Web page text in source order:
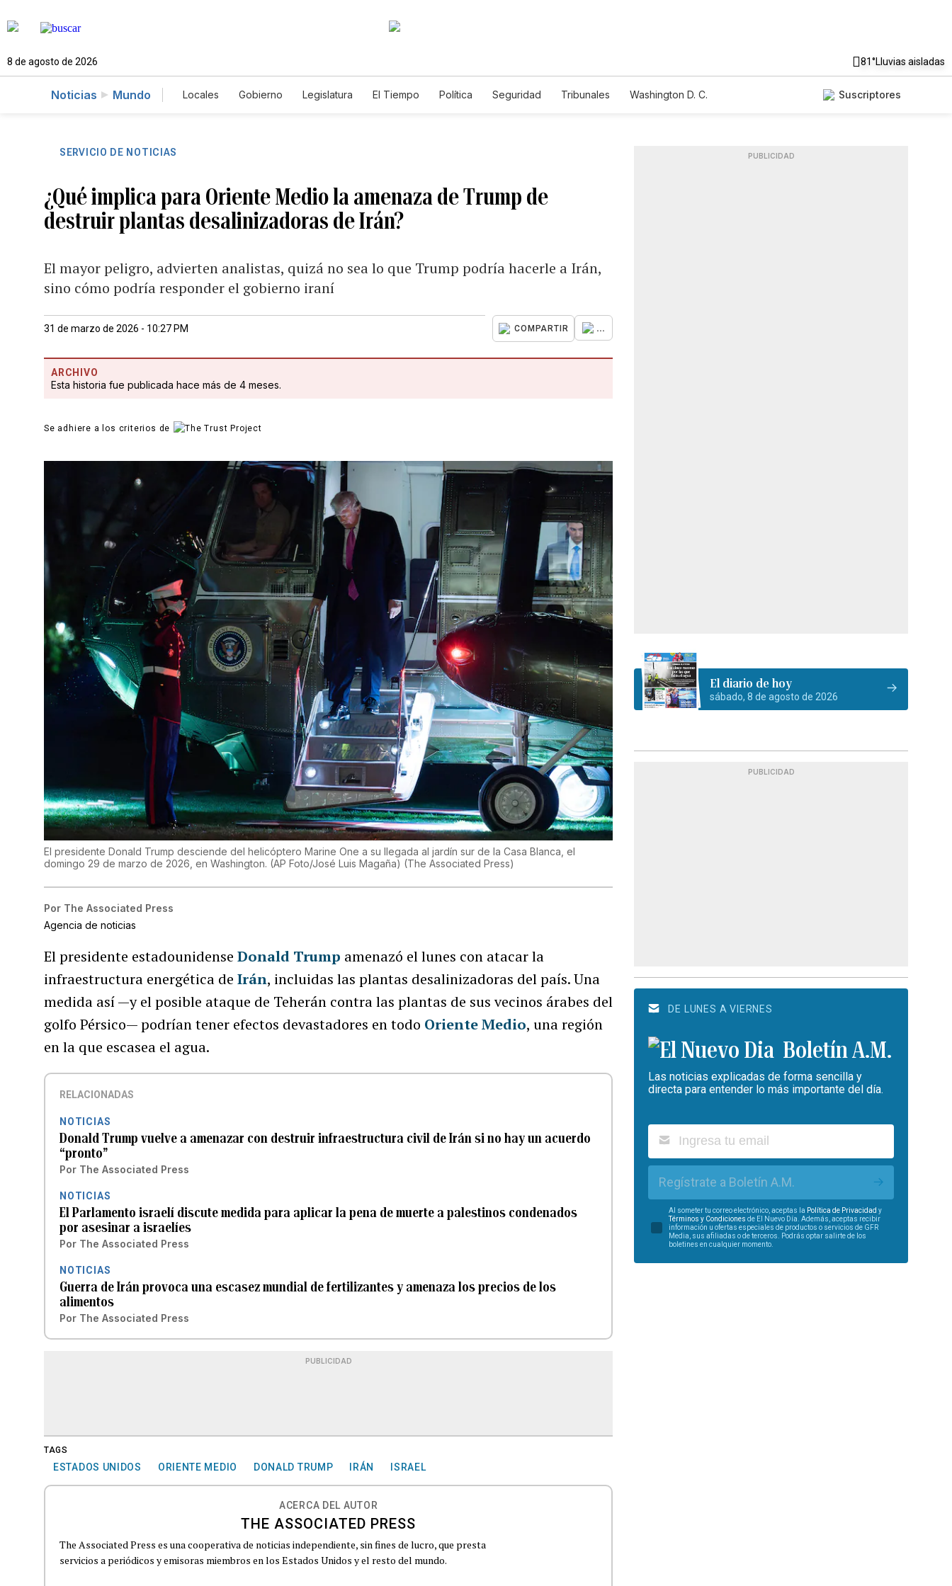
8 de agosto de 2026 81°Lluvias aisladas
Noticias Mundo Locales Gobierno Legislatura El Tiempo Política Seguridad Tribunales
Washington D. C.
Suscriptores
SERVICIO DE NOTICIAS
¿Qué implica para Oriente Medio la amenaza de Trump de
destruir plantas desalinizadoras de Irán?
El mayor peligro, advierten analistas, quizá no sea lo que Trump podría hacerle a Irán,
sino cómo podría responder el gobierno iraní
31 de marzo de 2026 - 10:27 PM COMPARTIR ...
ARCHIVO
Esta historia fue publicada hace más de 4 meses.
Se adhiere a los criterios de
El presidente Donald Trump desciende del helicóptero Marine One a su llegada al jardín sur de la Casa Blanca, el
domingo 29 de marzo de 2026, en Washington. (AP Foto/José Luis Magaña) (The Associated Press)
Por The Associated Press
Agencia de noticias
El presidente estadounidenseDonald Trump amenazó el lunes con atacar la
infraestructura energética deIrán, incluidas las plantas desalinizadoras del país. Una
medida así —y el posible ataque de Teherán contra las plantas de sus vecinos árabes del
golfo Pérsico— podrían tener efectos devastadores en todo Oriente Medio, una región
en la que escasea el agua.
RELACIONADAS
NOTICIAS
Donald Trump vuelve a amenazar con destruir infraestructura civil de Irán si no hay un acuerdo
“pronto”
Por The Associated Press
NOTICIAS
El Parlamento israelí discute medida para aplicar la pena de muerte a palestinos condenados
por asesinar a israelíes
Por The Associated Press
NOTICIAS
Guerra de Irán provoca una escasez mundial de fertilizantes y amenaza los precios de los
alimentos
Por The Associated Press
PUBLICIDAD
TAGS
ESTADOS UNIDOS ORIENTE MEDIO DONALD TRUMP IRÁN ISRAEL
ACERCA DEL AUTOR
THE ASSOCIATED PRESS
The Associated Press es una cooperativa de noticias independiente, sin fines de lucro, que presta
servicios a periódicos y emisoras miembros en los Estados Unidos y el resto del mundo.
PUBLICIDAD
El diario de hoy
sábado, 8 de agosto de 2026
PUBLICIDAD
DE LUNES A VIERNES
Boletín A.M.
Las noticias explicadas de forma sencilla y
directa para entender lo más importante del día.
Regístrate a Boletín A.M.
Al someter tu correo electrónico, aceptas la Política de Privacidad y
Términos y Condiciones de El Nuevo Día. Además, aceptas recibir
información u ofertas especiales de productos o servicios de GFR
Media, sus afiliadas o de terceros. Podrás optar salirte de los
boletines en cualquier momento.